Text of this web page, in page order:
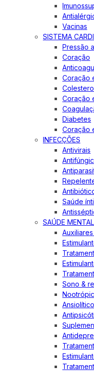
Vacinas
SISTEMA
Pressão
Coração
Coração
Coração
Diabetes
Coração
INFECÇÕES
Antivirais
Saúde
SAÚDE
Sono &